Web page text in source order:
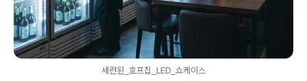
세련된_호프집_LED_쇼케이스